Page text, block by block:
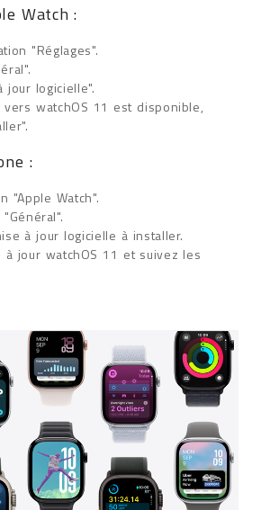
Watch :
"Réglages".
jour logicielle".
watchOS 11 est disponible,
:
"Apple Watch".
à jour logicielle à installer.
à jour watchOS 11 et suivez les